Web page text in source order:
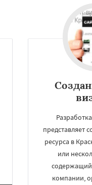
представляет
ресурса в
или
компании,